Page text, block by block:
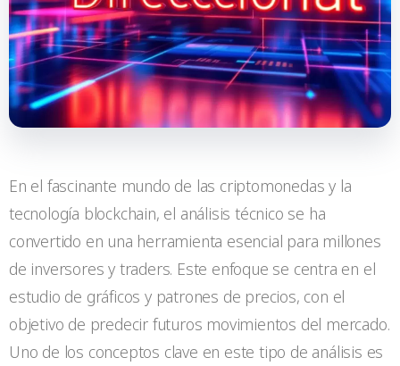
En el fascinante mundo de las criptomonedas y la
tecnología blockchain, el análisis técnico se ha
convertido en una herramienta esencial para millones
de inversores y traders. Este enfoque se centra en el
estudio de gráficos y patrones de precios, con el
objetivo de predecir futuros movimientos del mercado.
Uno de los conceptos clave en este tipo de análisis es